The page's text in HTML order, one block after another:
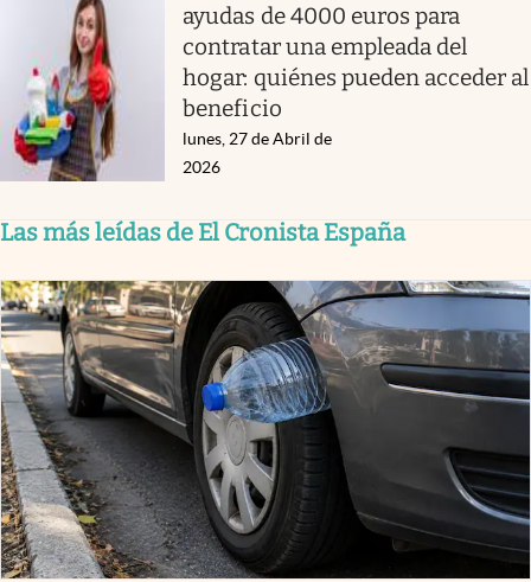
ayudas de 4000 euros para
contratar una empleada del
hogar: quiénes pueden acceder al
beneficio
lunes, 27 de Abril de
2026
Las más leídas de El Cronista España